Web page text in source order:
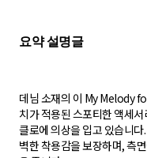
요약 설명글
데님 소재의 이 My Melody
치가 적용된 스포티한 액세
클로에 의상을 입고 있습니
벽한 착용감을 보장하며, 측